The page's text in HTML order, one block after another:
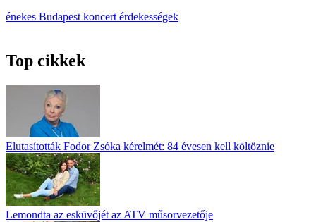
énekes Budapest koncert érdekességek
Top cikkek
Elutasították Fodor Zsóka kérelmét: 84 évesen kell költöznie
Lemondta az esküvőjét az ATV műsorvezetője